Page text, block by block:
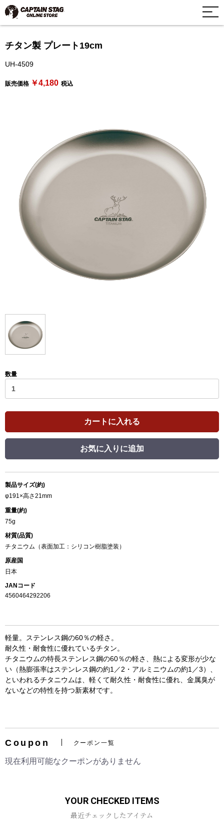
チタン製 プレート19cm
UH-4509
販売価格 ￥4,180 税込
数量
カートに入れる
お買い物を続ける
お気に入りに追加
製品サイズ(約)
φ191×高さ21mm
重量(約)
75g
材質(品質)
チタニウム（表面加工：シリコン樹脂塗装）
原産国
日本
JANコード
4560464292206
軽量。ステンレス鋼の60％の軽さ。
耐久性・耐食性に優れているチタン。
チタニウムの特長ステンレス鋼の60％の軽さ、熱による変形が少な
い（熱膨張率はステンレス鋼の約1／2・アルミニウムの約1／3）、
といわれるチタニウムは、軽くて耐久性・耐食性に優れ、金属臭が
ないなどの特性を持つ新素材です。
Coupon クーポン一覧
現在利用可能なクーポンがありません
YOUR CHECKED ITEMS
最近チェックしたアイテム